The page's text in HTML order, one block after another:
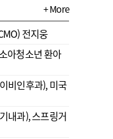
사 결과
+ More
전지웅
아청소년 환아
비인후과), 미국
내과), 스프링거